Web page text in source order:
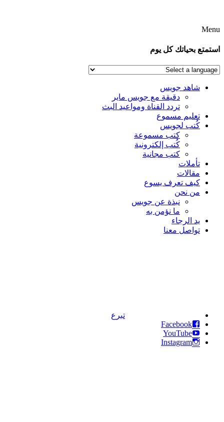
Menu
استمتع بحياتك كل يوم
شاهد جويس
دقيقة مع جويس ماير
تردد القناة ومواعيد البث
تعليم مسموع
كُتب لجويس
كتب مسموعة
كُتب إلكترونية
كتب مجانية
تأملات
مقالات
كيف تعرف يسوع
من نحن
نبذة عن جويس
ما نؤمن به
يد الرجاء
تواصل معنا
تبرع
Facebook
YouTube
Instagram